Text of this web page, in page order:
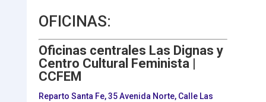
OFICINAS:
Oficinas centrales Las Dignas y
Centro Cultural Feminista |
CCFEM
Reparto Santa Fe, 35 Avenida Norte, Calle Las